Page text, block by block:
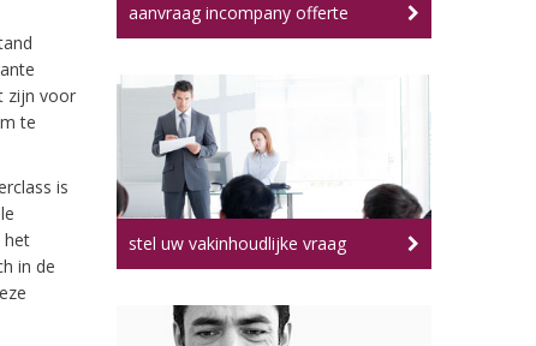
zijn voor
te
is
het
in de
aanvraag incompany offerte
stel uw vakinhoudlijke vraag